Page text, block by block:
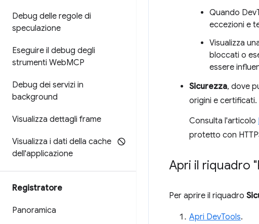
Debug delle regole di
speculazione
Eseguire il debug degli
strumenti WebMCP
Debug dei servizi in
background
Visualizza dettagli frame
Visualizza i dati della cache
dell'applicazione
Registratore
Panoramica
Quando
eccezioni e
Visualizza
bloccati o
essere
Sicurezza, dove
origini e certificati.
Consulta l'articolo
protetto con
Apri il riquadro
Per aprire il riquadro
Apri DevTools.